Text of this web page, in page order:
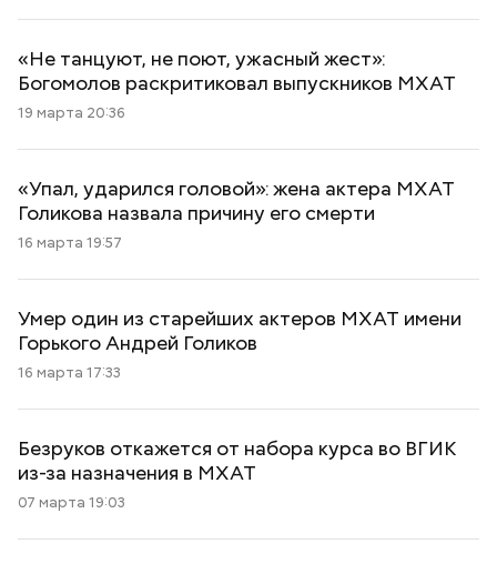
«Не танцуют, не поют, ужасный жест»:
Богомолов раскритиковал выпускников МХАТ
19 марта 20:36
«Упал, ударился головой»: жена актера МХАТ
Голикова назвала причину его смерти
16 марта 19:57
Умер один из старейших актеров МХАТ имени
Горького Андрей Голиков
16 марта 17:33
Безруков откажется от набора курса во ВГИК
из-за назначения в МХАТ
07 марта 19:03